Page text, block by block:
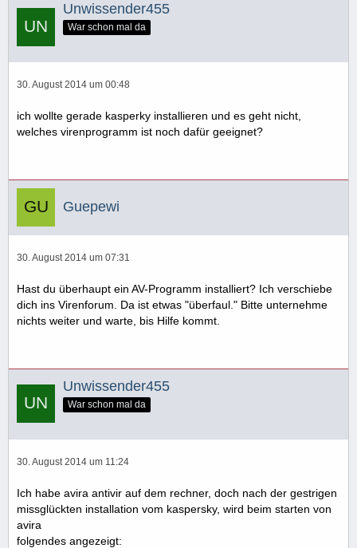
Unwissender455
War schon mal da
30. August 2014 um 00:48
ich wollte gerade kasperky installieren und es geht nicht,
welches virenprogramm ist noch dafür geeignet?
Guepewi
30. August 2014 um 07:31
Hast du überhaupt ein AV-Programm installiert? Ich verschiebe
dich ins Virenforum. Da ist etwas "überfaul." Bitte unternehme
nichts weiter und warte, bis Hilfe kommt.
Unwissender455
War schon mal da
30. August 2014 um 11:24
Ich habe avira antivir auf dem rechner, doch nach der gestrigen
missglückten installation vom kaspersky, wird beim starten von
avira
folgendes angezeigt: